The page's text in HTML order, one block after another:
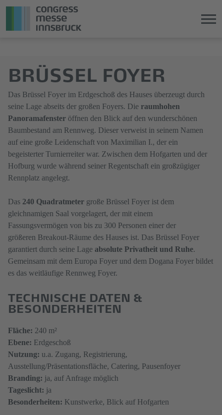
Hauptinhalt
springen
Hauptmenü
springen
BRÜSSEL FOYER
Das Brüssel Foyer im Erdgeschoß des Hauses überzeugt durch
seine Lage abseits der großen Foyers. Die raumhohen
Panoramafenster öffnen den Blick auf den wunderschönen
Baumbestand am Rennweg. Dieser verweist in seinem Namen
auf eine große Leidenschaft von Maximilian I., der ein
begeisterter Turnierreiter war. Zwischen dem Hofgarten und der
Hofburg wurde während seiner Regentschaft ein großzügiger
Rennplatz angelegt.
Das 240 Quadratmeter große Brüssel Foyer ist dem
gleichnamigen Saal vorgelagert, der mit einem
Fassungsvermögen von bis zu 300 Personen einer der
größeren Breakout-Räume des Hauses ist. Das Brüssel Foyer
garantiert durch seine Lage absolute Privatheit und Ruhe.
Gemeinsam mit dem Europa Foyer und dem Dogana Foyer bildet
es das weitläufige Rennweg Foyer.
TECHNISCHE DATEN &
BESONDERHEITEN
Fläche: 240 m²
Ebene: Erdgeschoß
Nutzung: u.a. Zugang, Registrierung,
Ausstellung/Präsentationsfläche, Catering, Pausenfoyer
Branding: ja, auf Anfrage möglich
Tageslicht: ja
Besonderheiten: Kunstwerke, Blick auf Hofgarten